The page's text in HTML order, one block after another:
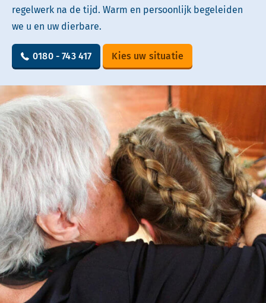
regelwerk na de tijd. Warm en persoonlijk begeleiden
we u en uw dierbare.
0180 - 743 417 Kies uw situatie